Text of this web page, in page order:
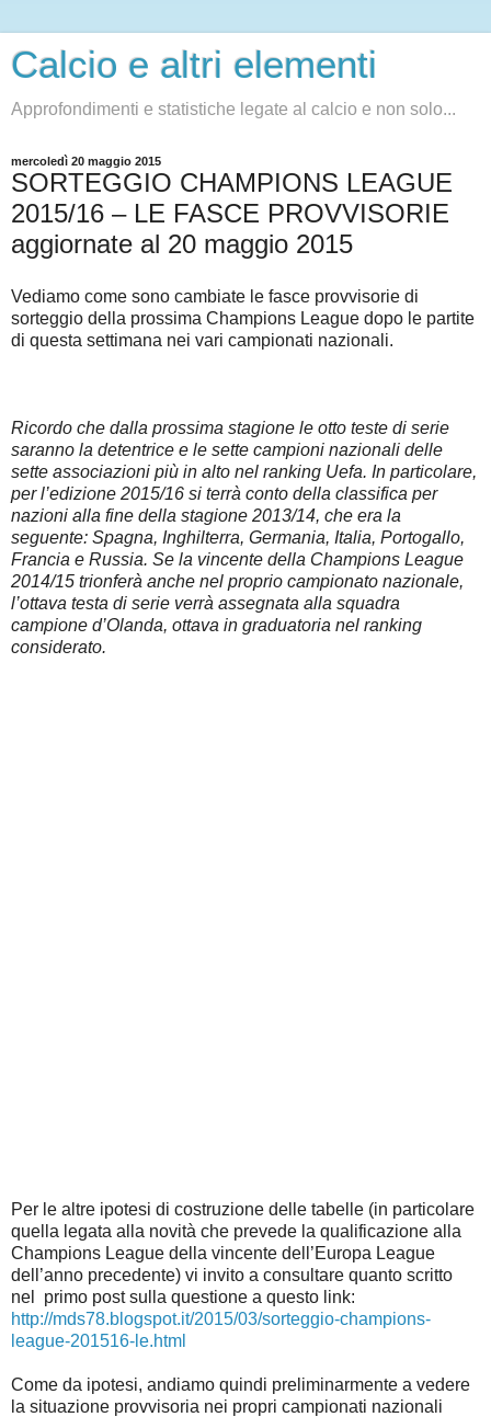
Calcio e altri elementi
Approfondimenti e statistiche legate al calcio e non solo...
mercoledì 20 maggio 2015
SORTEGGIO CHAMPIONS LEAGUE
2015/16 – LE FASCE PROVVISORIE
aggiornate al 20 maggio 2015
Vediamo come sono cambiate le fasce provvisorie di
sorteggio della prossima Champions League dopo le partite
di questa settimana nei vari campionati nazionali.
Ricordo che dalla prossima stagione le otto teste di serie
saranno la detentrice e le sette campioni nazionali delle
sette associazioni più in alto nel ranking Uefa. In particolare,
per l’edizione 2015/16 si terrà conto della classifica per
nazioni alla fine della stagione 2013/14, che era la
seguente: Spagna, Inghilterra, Germania, Italia, Portogallo,
Francia e Russia. Se la vincente della Champions League
2014/15 trionferà anche nel proprio campionato nazionale,
l’ottava testa di serie verrà assegnata alla squadra
campione d’Olanda, ottava in graduatoria nel ranking
considerato.
Per le altre ipotesi di costruzione delle tabelle (in particolare
quella legata alla novità che prevede la qualificazione alla
Champions League della vincente dell’Europa League
dell’anno precedente) vi invito a consultare quanto scritto
nel primo post sulla questione a questo link:
http://mds78.blogspot.it/2015/03/sorteggio-champions-
league-201516-le.html
Come da ipotesi, andiamo quindi preliminarmente a vedere
la situazione provvisoria nei propri campionati nazionali